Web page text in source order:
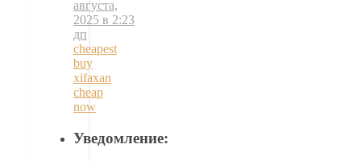
августа,
2025 в 2:23
дп
cheapest
buy
xifaxan
cheap
now
Уведомление: